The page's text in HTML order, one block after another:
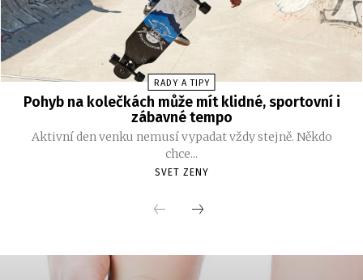
RADY A TIPY
Pohyb na kolečkách může mít klidné, sportovní i
zábavné tempo
Aktivní den venku nemusí vypadat vždy stejně. Někdo
chce...
SVET ZENY